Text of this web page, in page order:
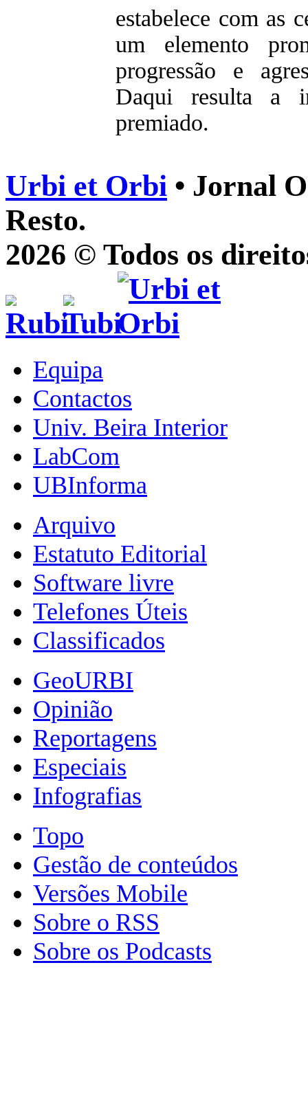
estabelece com as
um elemento
progressão e
Daqui resulta a
premiado.
Urbi et Orbi • Jornal
Resto.
2026 © Todos os
Equipa
Contactos
Univ. Beira Interior
LabCom
UBInforma
Arquivo
Estatuto Editorial
Software livre
Telefones Úteis
Classificados
GeoURBI
Opinião
Reportagens
Especiais
Infografias
Topo
Gestão de conteúdos
Versões Mobile
Sobre o RSS
Sobre os Podcasts